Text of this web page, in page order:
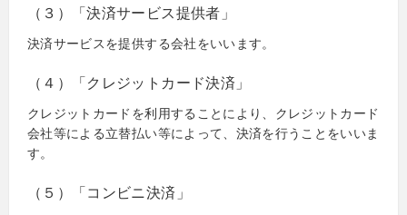
（３）「決済サービス提供者」
決済サービスを提供する会社をいいます。
（４）「クレジットカード決済」
クレジットカードを利用することにより、クレジットカード
会社等による立替払い等によって、決済を行うことをいいま
す。
（５）「コンビニ決済」